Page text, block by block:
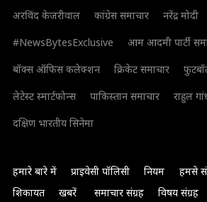
अरविंद केजरीवाल कांग्रेस समाचार नरेंद्र मोदी
#NewsBytesExclusive
आम आदमी पार्टी
बॉक्स ऑफिस कलेक्शन
क्रिकेट समाचार
लेटेस्ट स्मार्टफोन्स
पाकिस्तान समाचार राहुल
दक्षिण भारतीय सिनेमा
हमारे बारे में प्राइवेसी पॉलिसी नियम हमसे
शिकायत
खबरें समाचार संग्रह विषय संग्रह